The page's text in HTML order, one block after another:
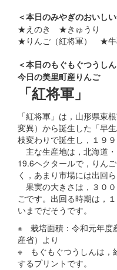
＜本日のみやぎのおいし
★えのき ★きゅうり
★りんご（紅将軍） ★
＜本日のもぐもぐつうし
今日の美里町産りんご
「紅将軍」
「紅将軍」は，山形県東
変異）から誕生した「早
枝変わりで誕生し，１９
主な生産地は，北海道
19.6ヘクタールで，りん
く，あまり市場には出回ら
果実の大きさは，３０
ごです。出回る時期は，
いまでだそうです。
※ 栽培面積：令和元年度
産省）より
※ もぐもぐつうしんは，
するプリントです。